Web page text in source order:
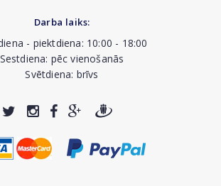
Darba laiks:
- piektdiena: 10:00 - 18:00
Sestdiena: pēc vienošanās
Svētdiena: brīvs